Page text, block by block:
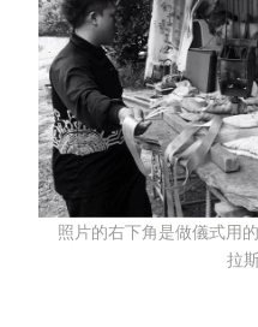
照片的右下角是做儀式用
拉